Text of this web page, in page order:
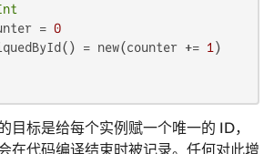
= 0
= new(counter +=
1 )
目标是给每个实例赋一个唯一的 ID，
在代码编译结束时被记录。任何对此增